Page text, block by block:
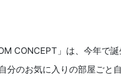
CONCEPT」は、今年で
分のお気に入りの部屋ごと